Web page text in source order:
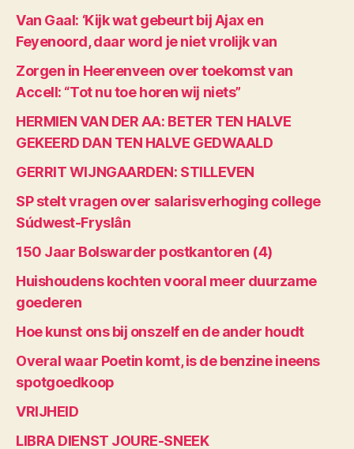
Van Gaal: ‘Kijk wat gebeurt bij Ajax en
Feyenoord, daar word je niet vrolijk van
Zorgen in Heerenveen over toekomst van
Accell: “Tot nu toe horen wij niets”
HERMIEN VAN DER AA: BETER TEN HALVE
GEKEERD DAN TEN HALVE GEDWAALD
GERRIT WIJNGAARDEN: STILLEVEN
SP stelt vragen over salarisverhoging college
Súdwest-Fryslân
150 Jaar Bolswarder postkantoren (4)
Huishoudens kochten vooral meer duurzame
goederen
Hoe kunst ons bij onszelf en de ander houdt
Overal waar Poetin komt, is de benzine ineens
spotgoedkoop
VRIJHEID
LIBRA DIENST JOURE-SNEEK